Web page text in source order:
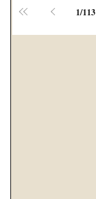
1/113